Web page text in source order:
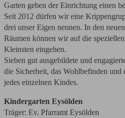
Garten geben der Einrichtung einen
Seit 2012 dürfen wir eine
drei unser Eigen nennen. In den
Räumen können wir auf die
Kleinsten eingehen.
Sieben gut ausgebildete und
die Sicherheit, das Wohlbefinden
jedes einzelnen Kindes.
Kindergarten Eysölden
Träger: Ev. Pfarramt Eysölden